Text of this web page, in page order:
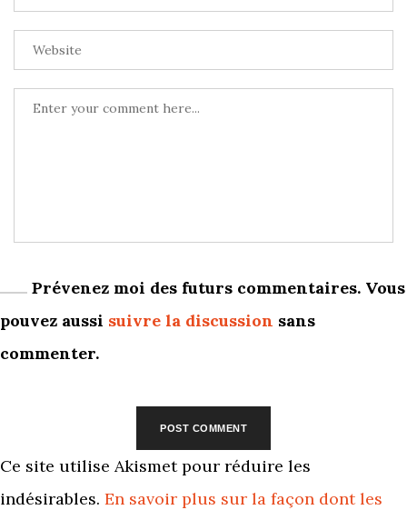
Prévenez moi des futurs commentaires. Vous
pouvez aussi suivre la discussion sans
commenter.
Ce site utilise Akismet pour réduire les
indésirables. En savoir plus sur la façon dont les